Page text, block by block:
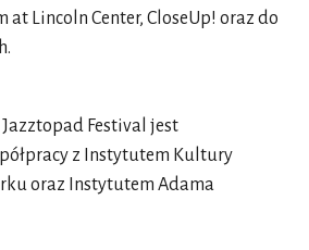
at Lincoln Center, CloseUp! oraz do
Festival jest
z Instytutem Kultury
oraz Instytutem Adama